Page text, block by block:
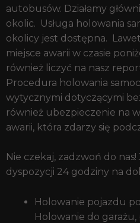
autobusów. Działamy
okolic. Usługa holowania
okolicy jest dostępna.
miejsce awarii w czasie
również liczyć na nasz
Procedura holowania
wytycznymi dotyczącymi
również ubezpieczenie na
awarii, która zdarzy się
Nie czekaj, zadzwoń do
dyspozycji 24 godziny na
Holowanie pojazdu
Holowanie do